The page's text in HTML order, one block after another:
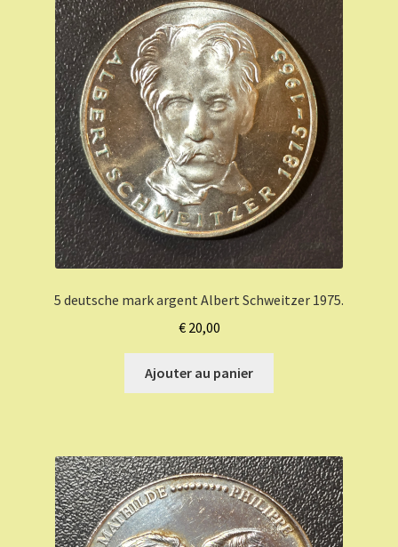
5 deutsche mark argent Albert Schweitzer 1975.
€20,00
Ajouter au panier